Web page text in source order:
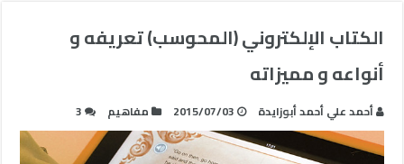
الكتاب الإلكتروني (المحوسب) تعريفه و
أنواعه و مميزاته
أحمد علي أحمد أبوزايدة 2015/07/03 مفاهيم 3